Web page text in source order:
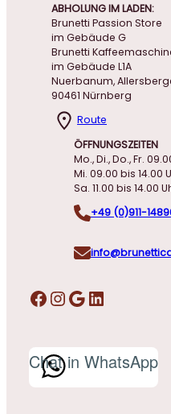
ABHOLUNG IM LADEN:
Brunetti Passion Store
im Gebäude G
Brunetti
im Gebäude L1A
Nuerbanum,
90461 Nürnberg
Route
ÖFFNUNGSZEITEN
Mo., Di., Do., Fr.
Mi. 09.00 bis 14.00
Sa. 11.00 bis 14.00
+49 (0)911-
Facebook InstagramGoogle LinkedIn
Chat in WhatsApp